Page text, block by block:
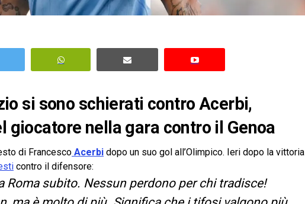
si sono schierati contro Acerbi,
giocatore nella gara contro il Genoa
di Francesco Acerbi dopo un suo gol all’Olimpico. Ieri dopo la vittoria
contro il difensore:
Roma subito. Nessun perdono per chi tradisce!